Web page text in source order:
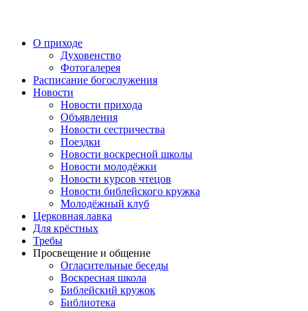
О приходе
Духовенство
Фотогалерея
Расписание богослужения
Новости
Новости прихода
Объявления
Новости сестричества
Поездки
Новости воскресной школы
Новости молодёжки
Новости курсов чтецов
Новости библейского кружка
Молодёжный клуб
Церковная лавка
Для крёстных
Требы
Просвещение и общение
Огласительные беседы
Воскресная школа
Библейский кружок
Библиотека